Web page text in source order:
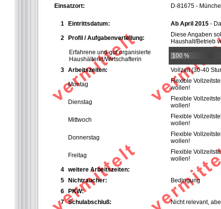
Einsatzort: D-81675 -
1 Eintrittsdatum: Ab April 2015 -
2 Profil / Aufgabenverteilung:
Diese Angaben
Haushalt/Betrieb
Erfahrene und gut organisierte
Haushälterin/Wirtschafterin
100 %
3 Arbeitszeiten: Vollzeit(30-40
Montag
Flexible
wollen!
Dienstag
Flexible
wollen!
Mittwoch
Flexible
wollen!
Donnerstag
Flexible
wollen!
Freitag
Flexible
wollen!
4 weitere Arbeitszeiten:
5
Nichtraucher:
Bedingung
6
PKW:
7 Schulabschluß: Nicht relevant,